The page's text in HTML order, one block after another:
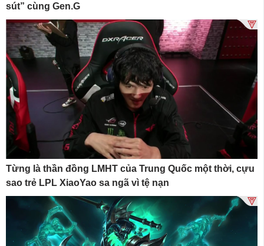
sút” cùng Gen.G
Từng là thần đồng LMHT của Trung Quốc một thời, cựu
sao trẻ LPL XiaoYao sa ngã vì tệ nạn